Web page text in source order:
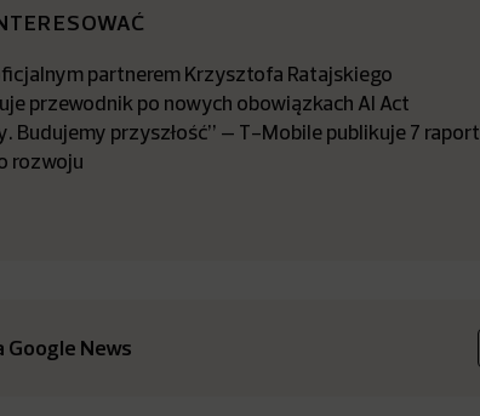
partnerem Krzysztofa Ratajskiego
przewodnik po nowych obowiązkach AI Act
Budujemy przyszłość” – T-Mobile publikuje 7 raport
rozwoju
News